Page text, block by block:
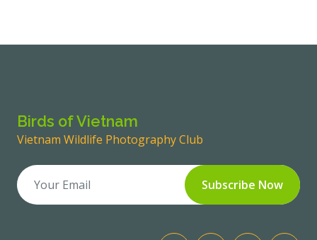
Birds of Vietnam
Vietnam Wildlife Photography Club
Subscribe Now